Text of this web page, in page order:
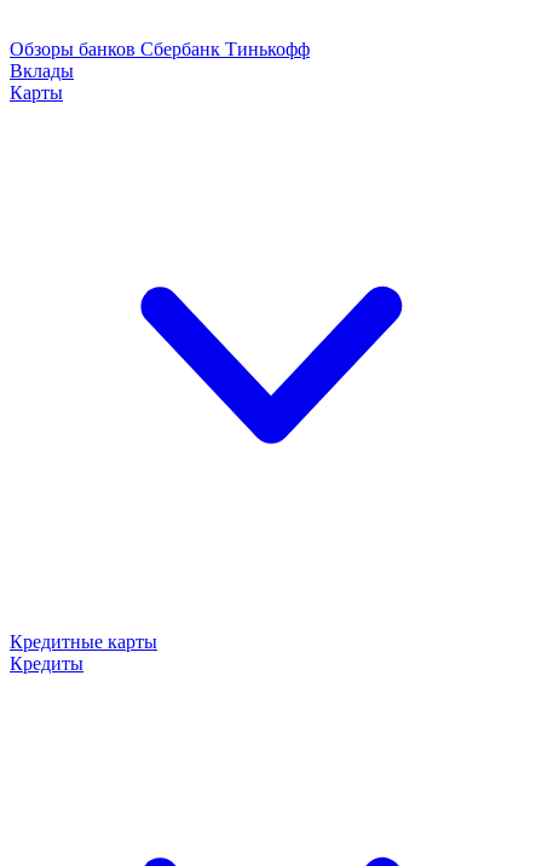
Обзоры банков Сбербанк Тинькофф
Вклады
Карты
Кредитные карты
Кредиты